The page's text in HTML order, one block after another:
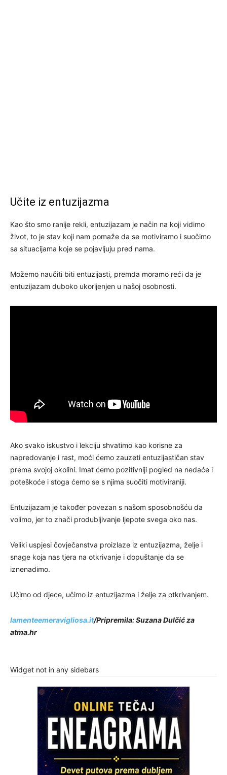
Učite iz entuzijazma
Kao što smo ranije rekli, entuzijazam je način na koji vidimo
život, to je stav koji nam pomaže da se motiviramo i suočimo
sa situacijama koje se pojavljuju pred nama.
Možemo naučiti biti entuzijasti, premda moramo reći da je
entuzijazam duboko ukorijenjen u našoj osobnosti.
Ako svako iskustvo i lekciju shvatimo kao korisne za
napredovanje i rast, moći ćemo zauzeti entuzijastičan stav
prema svojoj okolini. Imat ćemo pozitivniji pogled na nedaće i
poteškoće i stoga ćemo se s njima suočiti motiviraniji.
Entuzijazam je također povezan s našom sposobnošću da
volimo, jer to znači produbljivanje ljepote svega oko nas.
Veliki uspjesi čovječanstva proizlaze iz entuzijazma, želje i
snage koja nas tjera na otkrivanje i dopuštanje da se
iznenadimo.
Učimo od djece, učimo iz entuzijazma i želje za otkrivanjem.
lamenteemeravigliosa.it/Pripremila: Suzana Dulčić za
atma.hr
Widget not in any sidebars